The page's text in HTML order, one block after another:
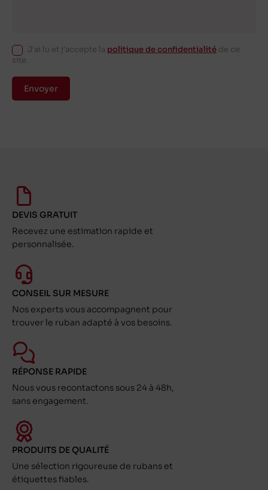
J'ai lu et j'accepte la politique de confidentialité de ce
site.
Envoyer
DEVIS GRATUIT
Recevez une estimation rapide et
personnalisée.
CONSEIL SUR MESURE
Nos experts vous accompagnent pour
trouver le ruban adapté à vos besoins.
RÉPONSE RAPIDE
Nous vous recontactons sous 24 à 48h,
sans engagement.
PRODUITS DE QUALITÉ
Une sélection rigoureuse de rubans et
étiquettes fiables.